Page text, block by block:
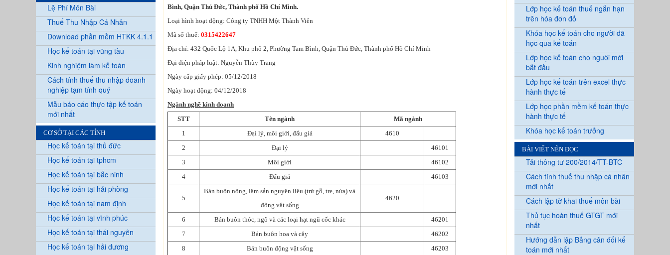
Lệ Phí Môn Bài
Thuế Thu Nhập Cá Nhân
Download phần mềm HTKK 4.1.1
Học kế toán tại vũng tàu
Kinh nghiệm làm kế toán
Cách tính thuế thu nhập doanh
nghiệp tạm tính quý
Mẫu báo cáo thực tập kế toán
mới nhất
CƠ SỞ TẠI CÁC TỈNH
Học kế toán tại thủ đức
Học kế toán tại tphcm
Học kế toán tại bắc ninh
Học kế toán tại hải phòng
Học kế toán tại nam định
Học kế toán tại vĩnh phúc
Học kế toán tại thái nguyên
Học kế toán tại hải dương
Bình, Quận Thủ Đức, Thành phố Hồ Chí Minh.
Loại hình hoạt động: Công ty TNHH Một Thành Viên
Mã số thuế: 0315422647
Địa chỉ: 432 Quốc Lộ 1A, Khu phố 2, Phường Tam Bình, Quận Thủ Đức, Thành phố Hồ Chí Minh
Đại diện pháp luật: Nguyễn Thùy Trang
Ngày cấp giấy phép: 05/12/2018
Ngày hoạt động: 04/12/2018
Ngành nghề kinh doanh
STT
Tên ngành
Mã ngành
1
Đại lý, môi giới, đấu giá
4610
2
Đại lý
46101
3
Môi giới
46102
4
Đấu giá 46103
5
Bán buôn nông, lâm sản nguyên liệu (trừ gỗ, tre, nứa) và
động vật sống
4620
6 Bán buôn thóc, ngô và các loại hạt ngũ cốc khác
46201
7
Bán buôn hoa và cây
46202
8
Bán buôn động vật sống 46203
Lớp học kế toán thuế ngắn hạn
trên hóa đơn đỏ
Khóa học kế toán cho người đã
học qua kế toán
Lớp học kế toán cho nguời mới
bắt đầu
Lớp học kế toán trên excel thực
hành thực tế
Lớp học phần mềm kế toán thực
hành thực tế
Khóa học kế toán trưởng
BÀI VIẾT NÊN ĐỌC
Tải thông tư 200/2014/TT-BTC
Cách tính thuế thu nhập cá nhân
mới nhất
Cách lập tờ khai thuế môn bài
Thủ tục hoàn thuế GTGT mới
nhất
Hướng dẫn lập Bảng cân đối kế
toán mới nhất